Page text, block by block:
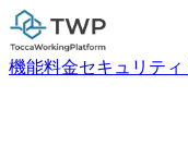
機能料金セキュリティ